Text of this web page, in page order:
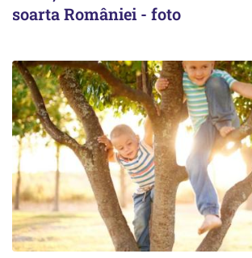
soarta României - foto